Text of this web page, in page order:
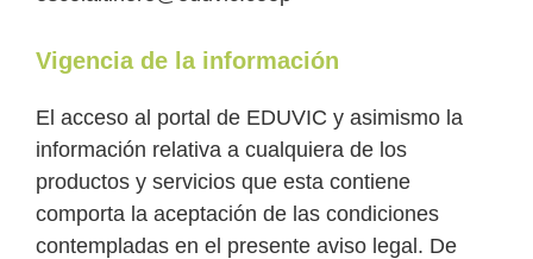
Vigencia de la información
El acceso al portal de EDUVIC y asimismo la
información relativa a cualquiera de los
productos y servicios que esta contiene
comporta la aceptación de las condiciones
contempladas en el presente aviso legal. De